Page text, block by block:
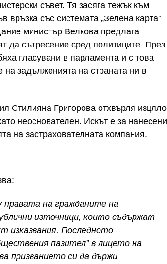
съвет. Тя засяга тежък към
връзка със системата „Зелена карта”
министър Велкова предлага
да сътресение сред политиците. През
гласувани в парламента и с това
на задълженията на страната ни в
Стилияна Григорова отхвърля изцяло
неоснователен. Искът е за нанесени
на застрахователната компания.
правата на гражданите на
източници, които съдържат
изказвания. Последното
пазител” в лицето на
призванието си да държи